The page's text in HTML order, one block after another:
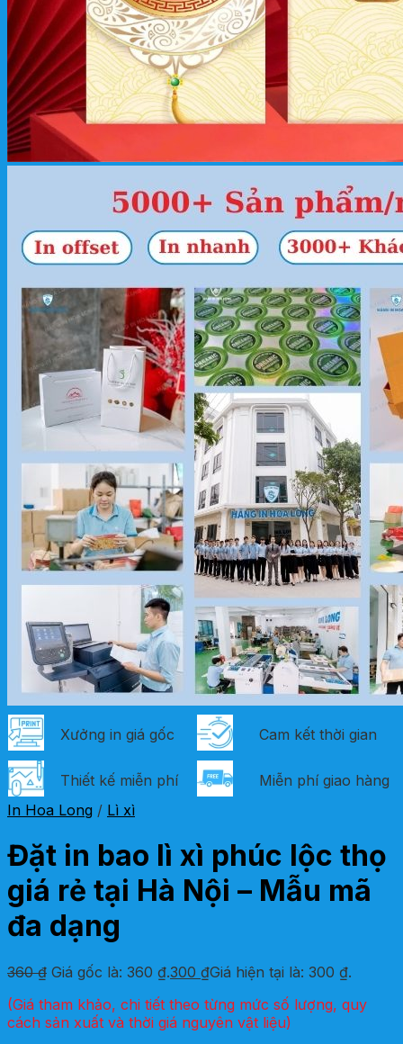
Xưởng in giá gốc Cam kết thời gian
Thiết kế miễn phí
Miễn phí giao hàng
In Hoa Long / Lì xì
Đặt in bao lì xì phúc lộc thọ
giá rẻ tại Hà Nội – Mẫu mã
đa dạng
360₫ Giá gốc là: 360 ₫.300 ₫Giá hiện tại là: 300 ₫.
(Giá tham khảo, chi tiết theo từng mức số lượng, quy
cách sản xuất và thời giá nguyên vật liệu)